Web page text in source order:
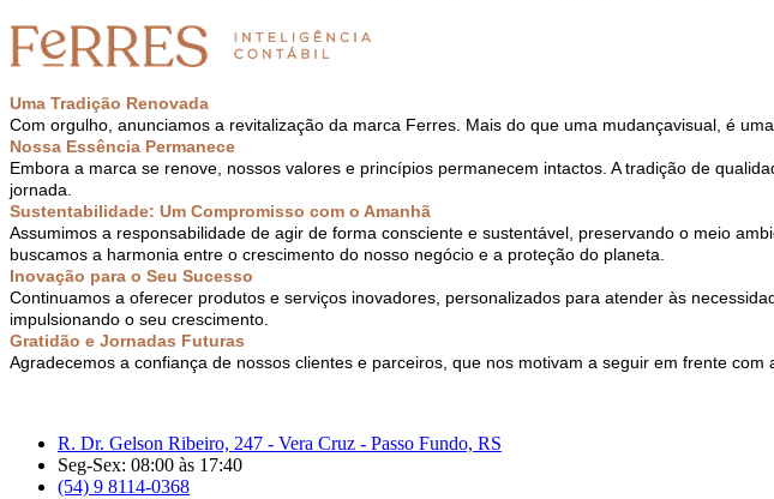
Uma Tradição Renovada
Com orgulho, anunciamos a revitalização da marca Ferres. Mais do que uma mudançavisual, é
Nossa Essência Permanece
Embora a marca se renove, nossos valores e princípios permanecem intactos. A tradição de
jornada.
Sustentabilidade: Um Compromisso com o Amanhã
Assumimos a responsabilidade de agir de forma consciente e sustentável, preservando o meio
buscamos a harmonia entre o crescimento do nosso negócio e a proteção do planeta.
Inovação para o Seu Sucesso
Continuamos a oferecer produtos e serviços inovadores, personalizados para atender às
impulsionando o seu crescimento.
Gratidão e Jornadas Futuras
Agradecemos a confiança de nossos clientes e parceiros, que nos motivam a seguir em frente
R. Dr. Gelson Ribeiro, 247 - Vera Cruz - Passo Fundo, RS
Seg-Sex: 08:00 às 17:40
(54) 9 8114-0368